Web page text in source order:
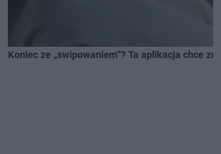
Koniec ze „swipowaniem”? Ta aplikacja chce